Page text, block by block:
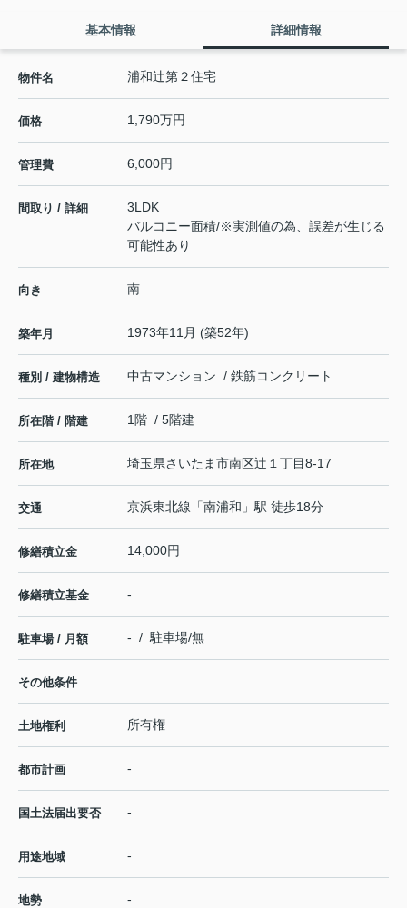
基本情報 詳細情報
物件名 浦和辻第２住宅
価格 1,790万円
管理費 6,000円
間取り / 詳細
3LDK
バルコニー面積/※実測値の為、誤差が生じる
可能性あり
向き 南
築年月 1973年11月 (築52年)
種別 / 建物構造 中古マンション / 鉄筋コンクリート
所在階 / 階建 1階 / 5階建
所在地 埼玉県さいたま市南区辻 １丁目8-17
交通 京浜東北線 「南浦和 」駅 徒歩18分
修繕積立金 14,000円
修繕積立基金 -
駐車場 / 月額 - / 駐車場/無
その他条件
土地権利 所有権
都市計画 -
国土法届出要否 -
用途地域 -
地勢 -